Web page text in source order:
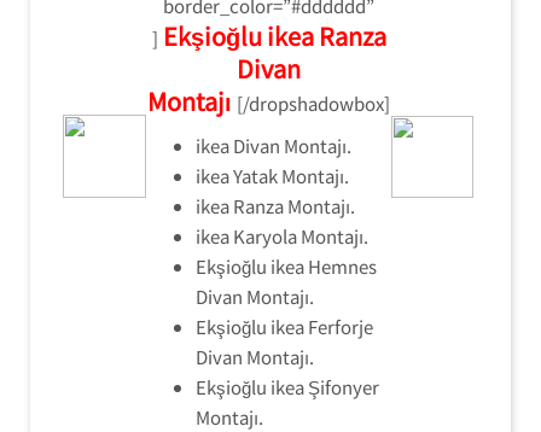
border_color=”#dddddd”
] Ekşioğlu ikea Ranza
Divan
Montajı [/dropshadowbox]
ikea Divan Montajı.
ikea Yatak Montajı.
ikea Ranza Montajı.
ikea Karyola Montajı.
Ekşioğlu ikea Hemnes
Divan Montajı.
Ekşioğlu ikea Ferforje
Divan Montajı.
Ekşioğlu ikea Şifonyer
Montajı.